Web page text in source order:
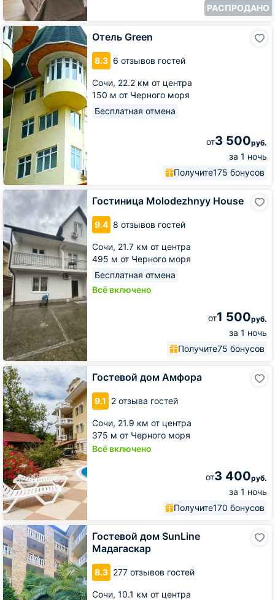
РАСПРОДАНО
Отель Green
8.3 6 отзывов гостей
Сочи, 22.2 км от центра
150 м от Черного моря
Бесплатная отмена
от3 500руб.
за 1 ночь
Получите175 бонусов
Отель
Green
Гостиница Molodezhnyy House
9.4 8 отзывов гостей
Сочи, 21.7 км от центра
495 м от Черного моря
Бесплатная отмена
Всё включено
от1 500руб.
за 1 ночь
Получите75 бонусов
Гостиница
Molodezhnyy
House
Гостевой дом Амфора
9.1 2 отзыва гостей
Сочи, 21.9 км от центра
375 м от Черного моря
Всё включено
от3 400руб.
за 1 ночь
Получите170 бонусов
Гостевой
дом
Амфора
Гостевой дом SunLine
Мадагаскар
8.3 277 отзывов гостей
Сочи, 10.1 км от центра
Гостевой
дом
SunLine
Мадагаскар